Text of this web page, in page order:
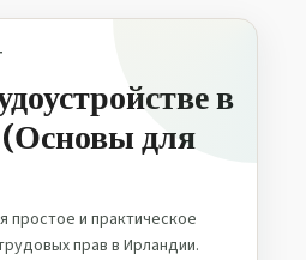
в
для
простое и практическое
прав в Ирландии.